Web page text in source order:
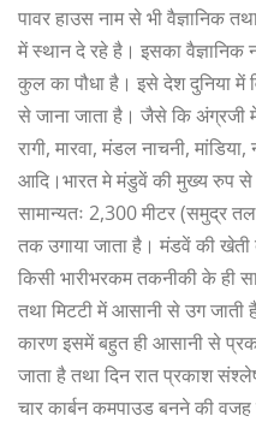
पावर हाउस नाम से भी वैज्ञानिक
में स्थान दे रहे है। इसका वैज्ञानिक
कुल का पौधा है। इसे देश दुनिया में
से जाना जाता है। जैसे कि अंग्रजी में
रागी, मारवा, मंडल नाचनी, मांडिया,
आदि।भारत मे मंडुवें की मुख्य रुप से
सामान्यतः 2,300 मीटर (समुद्र
तक उगाया जाता है। मंडवें की
किसी भारीभरकम तकनीकी के ही
तथा मिटटी में आसानी से उग जाती
कारण इसमें बहुत ही आसानी से
जाता है तथा दिन रात प्रकाश
चार कार्बन कमपाउड बनने की